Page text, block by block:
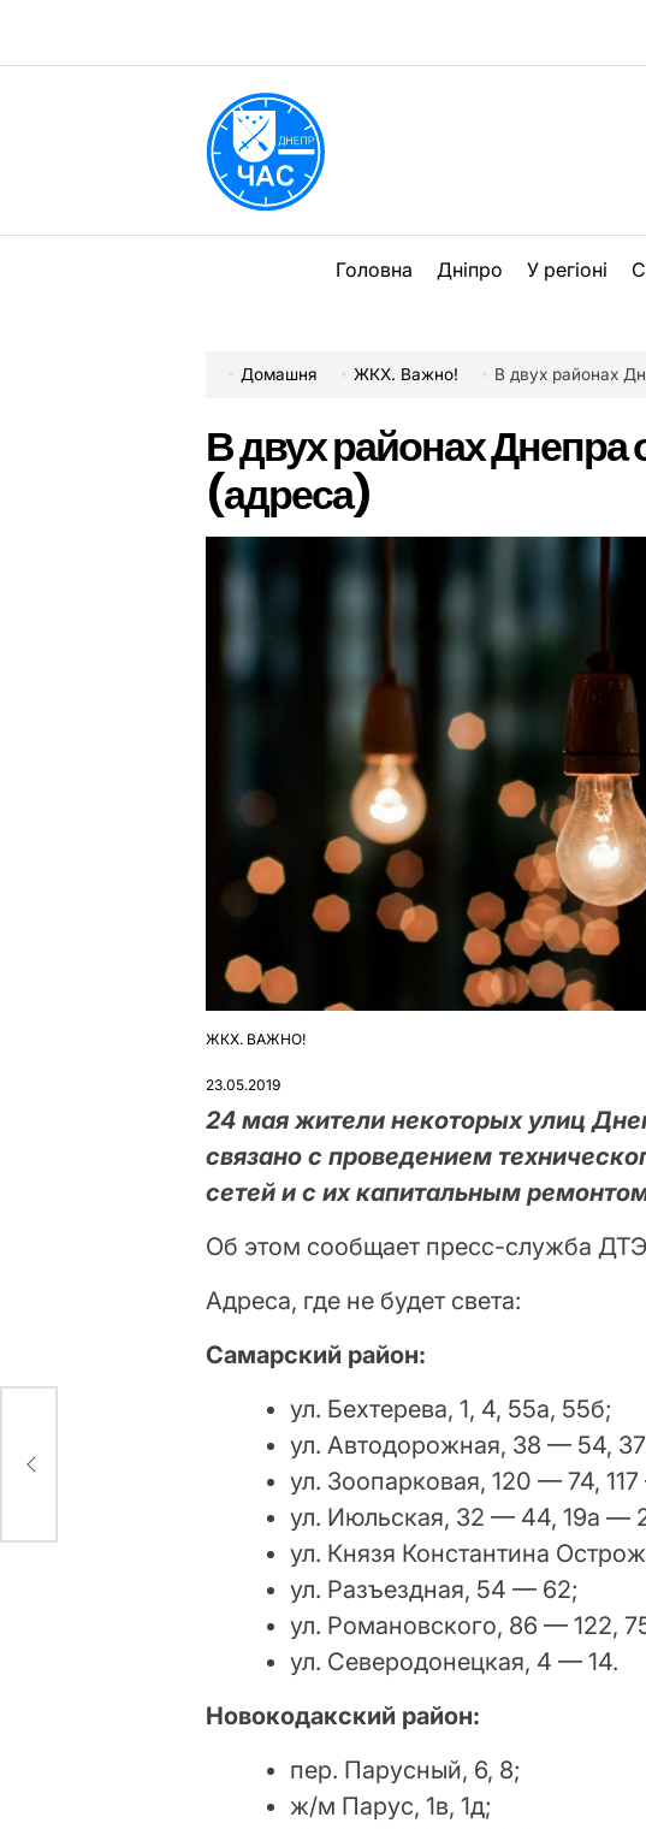
вмісту
Головна Дніпро У регіоні
Домашня ЖКХ. Важно! В двух районах
В двух районах Днепра
(адреса)
ОПУБЛІКУВАТИ
ЖКХ. ВАЖНО!
23.05.2019
24 мая жители некоторых улиц
связано с проведением
сетей и с их капитальным
Об этом сообщает пресс-служба
Адреса, где не будет света:
Самарский район:
ул. Бехтерева, 1, 4, 55а, 55б;
ул. Автодорожная, 38 — 54,
ул. Зоопарковая, 120 — 74,
ул. Июльская, 32 — 44, 19а —
ул. Князя Константина
ул. Разъездная, 54 — 62;
ул. Романовского, 86 — 122,
ул. Северодонецкая, 4 — 14.
Новокодакский район:
пер. Парусный, 6, 8;
ж/м Парус, 1в, 1д;